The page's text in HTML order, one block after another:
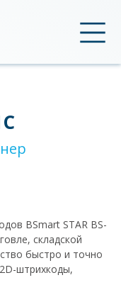
BSmart STAR BS-
складской
быстро и точно
штрихкоды,